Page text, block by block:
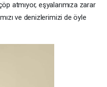
atmıyor, eşyalarımıza zarar
ve denizlerimizi de öyle